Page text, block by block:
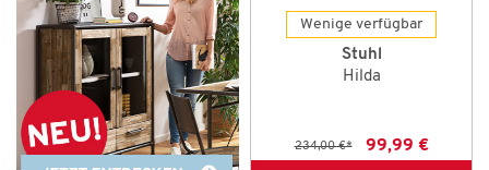
Wenige verfügbar
Stuhl
Hilda
234,00 €* 99,99 €